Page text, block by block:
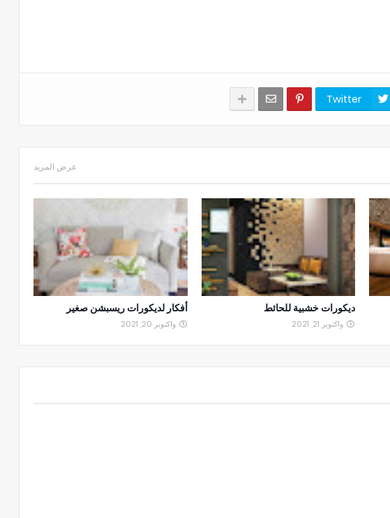
Twitter
عرض المزيد
ديكورات خشبية للحائط
واكتوبر 21, 2021
أفكار لديكورات ريسبشن صغير
واكتوبر 20, 2021